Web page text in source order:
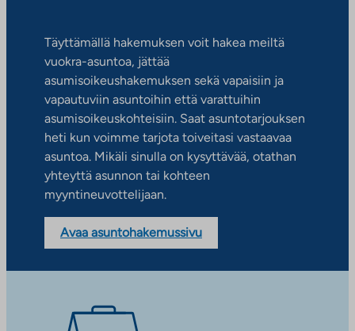
Täyttämällä hakemuksen voit hakea meiltä
vuokra-asuntoa, jättää
asumisoikeushakemuksen sekä vapaisiin ja
vapautuviin asuntoihin että varattuihin
asumisoikeuskohteisiin. Saat asuntotarjouksen
heti kun voimme tarjota toiveitasi vastaavaa
asuntoa. Mikäli sinulla on kysyttävää, otathan
yhteyttä asunnon tai kohteen
myyntineuvottelijaan.
Avaa asuntohakemussivu